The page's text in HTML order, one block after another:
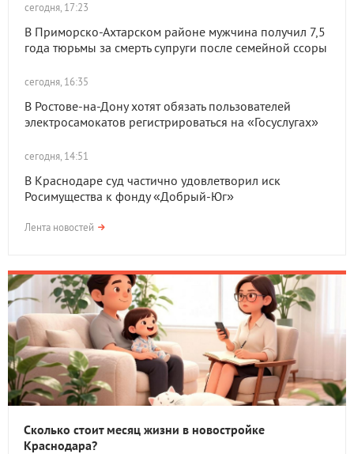
сегодня, 17:23
В Приморско-Ахтарском районе мужчина получил 7,5
года тюрьмы за смерть супруги после семейной ссоры
сегодня, 16:35
В Ростове-на-Дону хотят обязать пользователей
электросамокатов регистрироваться на «Госуслугах»
сегодня, 14:51
В Краснодаре суд частично удовлетворил иск
Росимущества к фонду «Добрый-Юг»
Лента новостей
Сколько стоит месяц жизни в новостройке
Краснодара?